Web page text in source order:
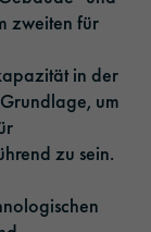
zweiten für
in der
um
zu sein.